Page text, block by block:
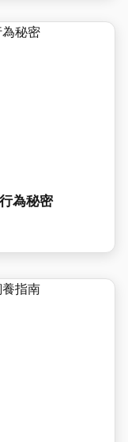
為秘密